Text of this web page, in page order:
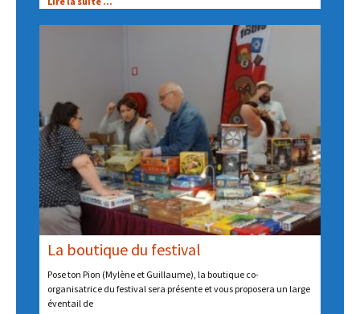
La boutique du festival
Pose ton Pion (Mylène et Guillaume), la boutique co-
organisatrice du festival sera présente et vous proposera un large
éventail de